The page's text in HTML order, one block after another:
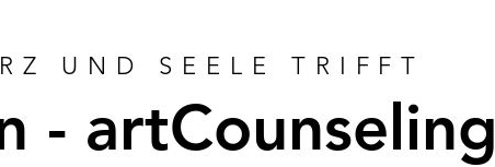
UND SEELE TRIFFT
- artCounseling